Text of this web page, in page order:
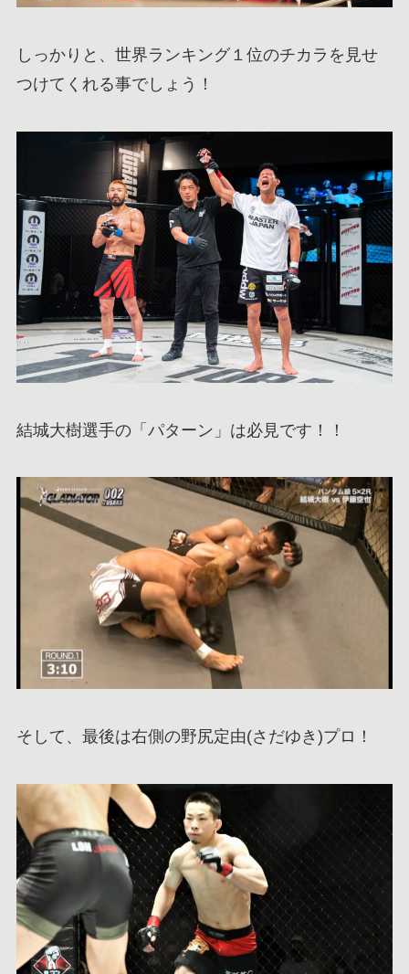
しっかりと、世界ランキング１位のチカラを見せ
つけてくれる事でしょう！
結城大樹選手の「パターン」は必見です！！
そして、最後は右側の野尻定由(さだゆき)プロ！